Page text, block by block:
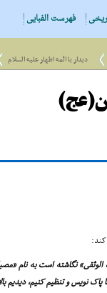
فهرست الفبایی
دیدار با ائمه اطهار علیه السلام
نگاشته است به نام
پاک نویس و تنظیم کنیم،